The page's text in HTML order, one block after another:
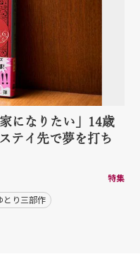
になりたい」14歳
テイ先で夢を打ち
特集
とり三部作